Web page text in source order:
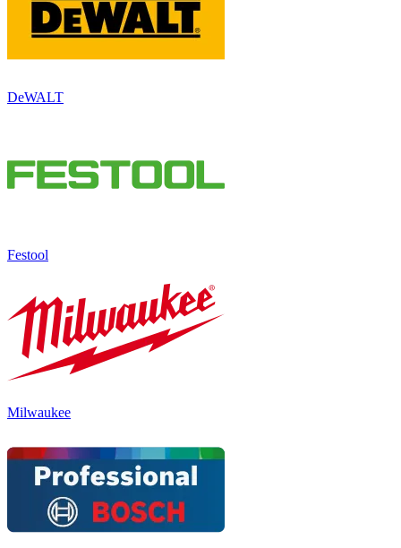
DeWALT
Festool
Milwaukee